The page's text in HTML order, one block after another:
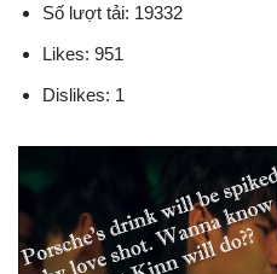
Số lượt tải: 19332
Likes: 951
Dislikes: 1